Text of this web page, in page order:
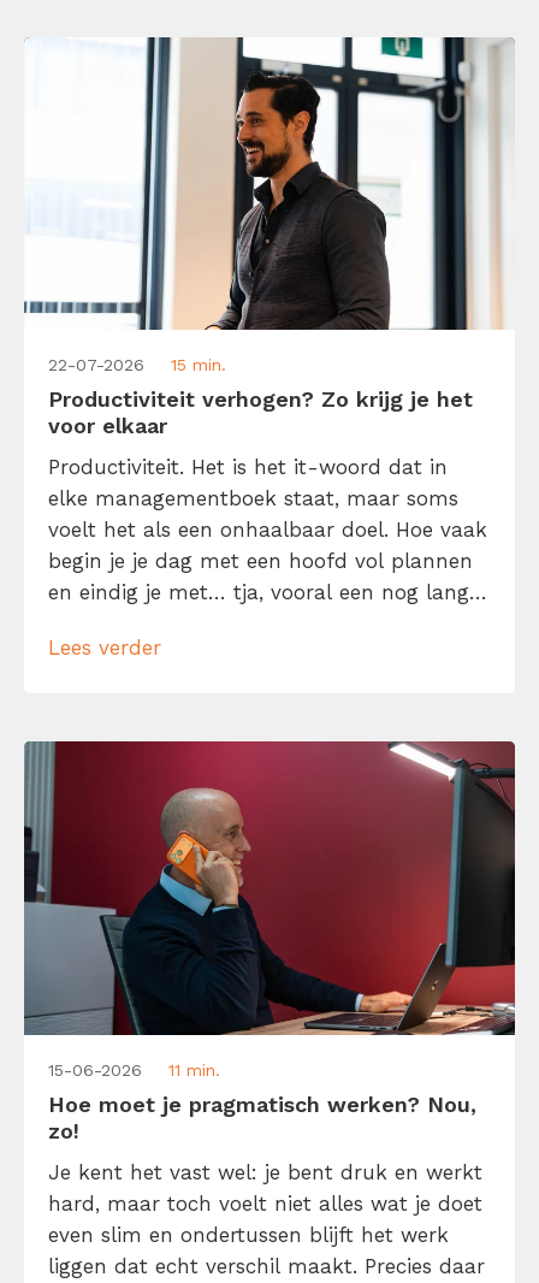
22-07-2026 15 min.
Productiviteit verhogen? Zo krijg je het
voor elkaar
Productiviteit. Het is het it-woord dat in
elke managementboek staat, maar soms
voelt het als een onhaalbaar doel. Hoe vaak
begin je je dag met een hoofd vol plannen
en eindig je met… tja, vooral een nog langer
enige. We willen allemaal meer gedaan
Lees verder
15-06-2026 11 min.
Hoe moet je pragmatisch werken? Nou,
zo!
Je kent het vast wel: je bent druk en werkt
hard, maar toch voelt niet alles wat je doet
even slim en ondertussen blijft het werk
liggen dat echt verschil maakt. Precies daar